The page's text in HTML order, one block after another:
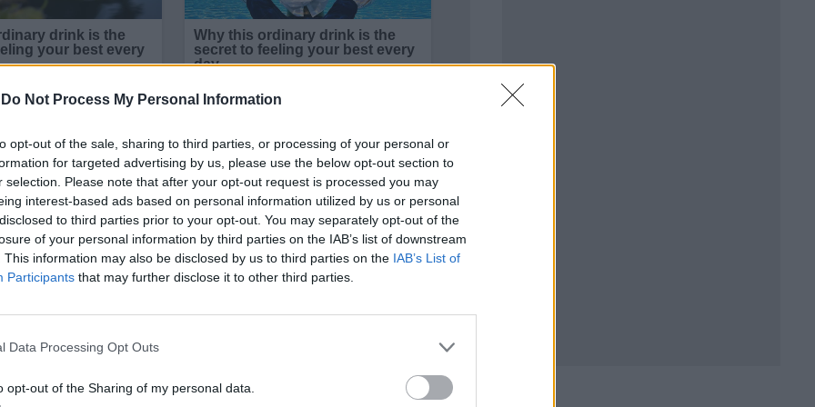
Do Not Process My Personal Information
opt-out of the sale, sharing to third parties, or processing of your personal or
for targeted advertising by us, please use the below opt-out section to
selection. Please note that after your opt-out request is processed you may
interest-based ads based on personal information utilized by us or personal
to third parties prior to your opt-out. You may separately opt-out of the
of your personal information by third parties on the IAB’s list of downstream
This information may also be disclosed by us to third parties on the IAB’s List of
Participants that may further disclose it to other third parties.
Data Processing Opt Outs
opt-out of the Sharing of my personal data.
към папа Франциск в страната му е паднало от
на покойния папа в латиноамериканските страни.
историческите традиции, докато